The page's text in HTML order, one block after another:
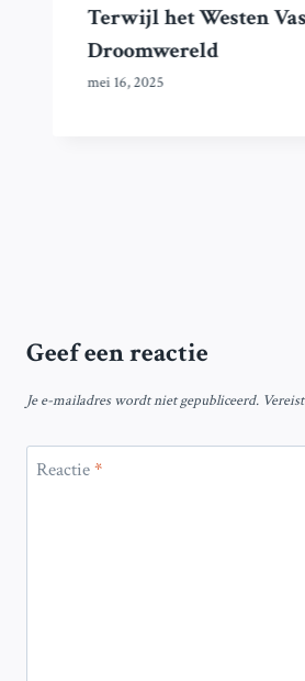
Terwijl het Westen
Droomwereld
mei 16, 2025
Geef een reactie
Je e-mailadres wordt niet gepubliceerd.
Reactie*